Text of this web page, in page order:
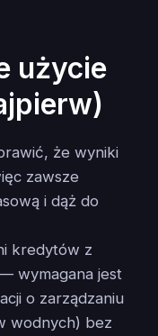
użycie
że wyniki
zawsze
i dąż do
kredytów z
wymagana jest
o zarządzaniu
wodnych) bez